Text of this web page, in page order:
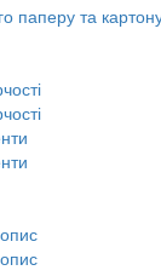
паперу та